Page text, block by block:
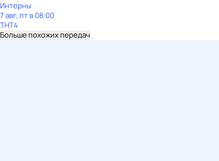
Интерны
7 авг, пт в 08:00
ТНТ4
Больше похожих передач